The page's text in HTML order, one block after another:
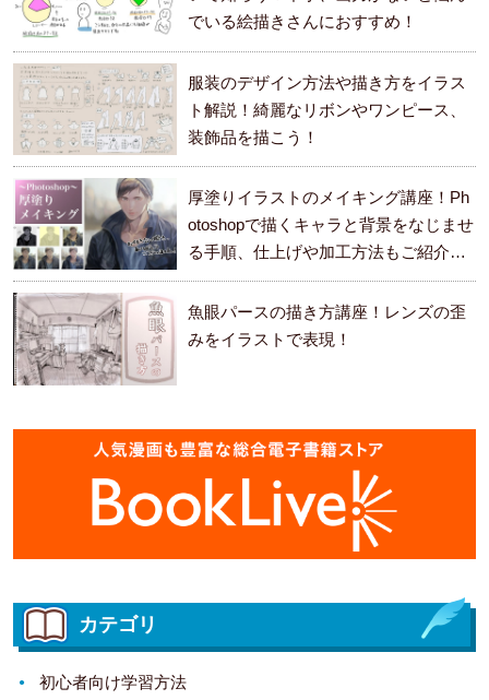
でいる絵描きさんにおすすめ！
服装のデザイン方法や描き方をイラス
ト解説！綺麗なリボンやワンピース、
装飾品を描こう！
厚塗りイラストのメイキング講座！Ph
otoshopで描くキャラと背景をなじませ
る手順、仕上げや加工方法もご紹介し
ます。
魚眼パースの描き方講座！レンズの歪
みをイラストで表現！
カテゴリ
初心者向け学習方法